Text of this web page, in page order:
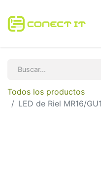
Todos los productos
LED de Riel MR16/